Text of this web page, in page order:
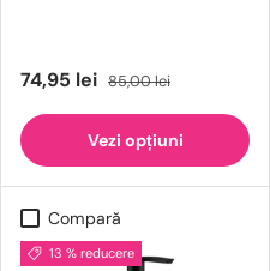
74,95 lei 85,00 lei
Vezi opțiuni
Compară
13 % reducere